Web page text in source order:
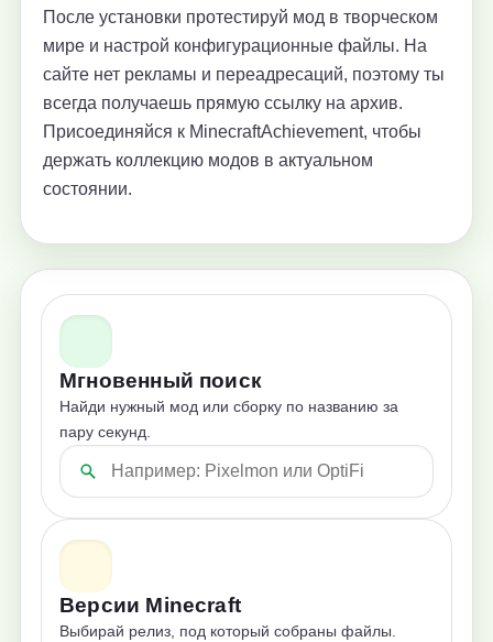
После установки протестируй мод в творческом
мире и настрой конфигурационные файлы. На
сайте нет рекламы и переадресаций, поэтому ты
всегда получаешь прямую ссылку на архив.
Присоединяйся к MinecraftAchievement, чтобы
держать коллекцию модов в актуальном
состоянии.
Мгновенный поиск
Найди нужный мод или сборку по названию за
пару секунд.
Версии Minecraft
Выбирай релиз, под который собраны файлы.